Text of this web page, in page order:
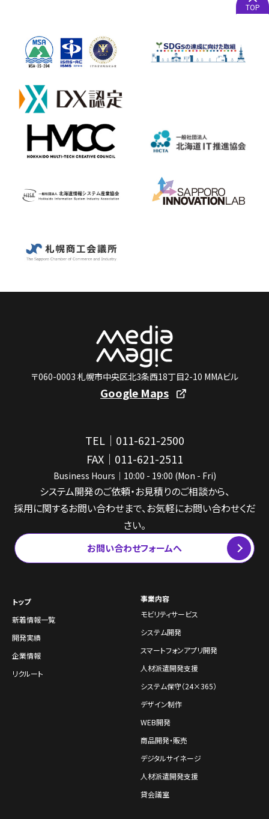
TOP
〒060-0003 札幌市中央区北3条西18丁目2-10 MMAビル
Google Maps
TEL｜011-621-2500
FAX｜011-621-2511
Business Hours｜10:00 - 19:00 (Mon - Fri)
システム開発のご依頼・お見積りのご相談から、
採用に関するお問い合わせまで、お気軽にお問い合わせくだ
さい。
お問い合わせフォームへ
トップ
新着情報一覧
開発実績
企業情報
リクルート
事業内容
モビリティサービス
システム開発
スマートフォンアプリ開発
人材派遣開発支援
システム保守（24×365）
デザイン制作
WEB開発
商品開発・販売
デジタルサイネージ
人材派遣開発支援
貸会議室